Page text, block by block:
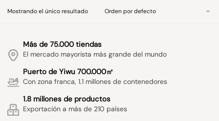
Mostrando el único resultado
Más de 75.000 tiendas
El mercado mayorista más grande del mundo
Puerto de Yiwu 700.000㎡
Con zona franca, 1.1 millones de contenedores
1.8 millones de productos
Exportación a más de 210 países